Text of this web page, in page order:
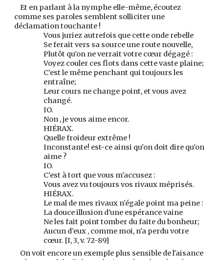
Et en parlant à la nymphe elle-même, écoutez
comme ses paroles semblent solliciter une
déclamation touchante !
Vous juriez autrefois que cette onde rebelle
Se ferait vers sa source une route nouvelle,
Plutôt qu'on ne verrait votre cœur dégagé :
Voyez couler ces flots dans cette vaste plaine;
C'est le même penchant qui toujours les
entraîne;
Leur cours ne change point, et vous avez
changé.
IO.
Non , je vous aime encor.
HIÉRAX.
Quelle froideur extrême !
Inconstante! est-ce ainsi qu'on doit dire qu'on
aime ?
IO.
C'est à tort que vous m'accusez :
Vous avez vu toujours vos rivaux méprisés.
HIÉRAX.
Le mal de mes rivaux n'égale point ma peine :
La douce illusion d'une espérance vaine
Ne les fait point tomber du faite du bonheur;
Aucun d'eux , comme moi, n'a perdu votre
cœur. [I, 3, v. 72-89]
On voit encore un exemple plus sensible de l'aisance